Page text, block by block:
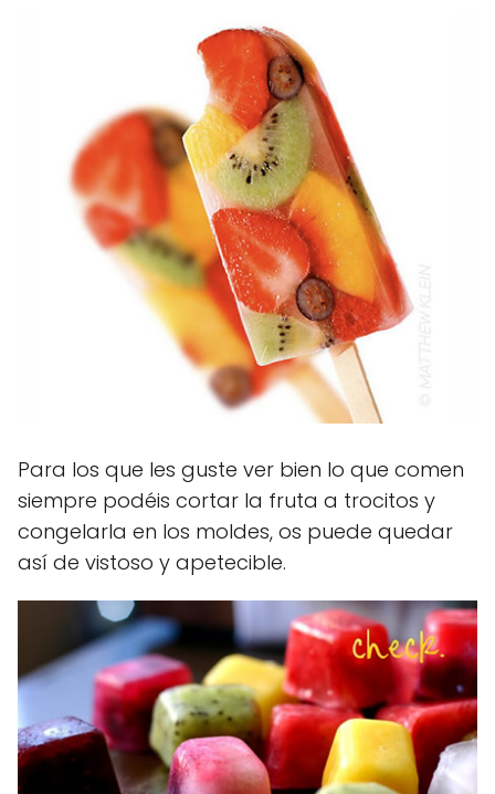
Para los que les guste ver bien lo que comen
siempre podéis cortar la fruta a trocitos y
congelarla en los moldes, os puede quedar
así de vistoso y apetecible.